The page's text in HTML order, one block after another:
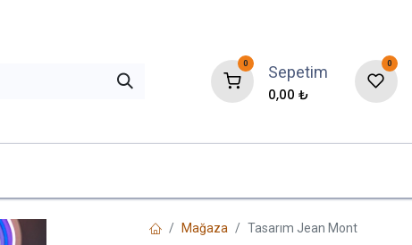
0 Sepetim
0,00 ₺
0
Mağaza Tasarım Jean Mont